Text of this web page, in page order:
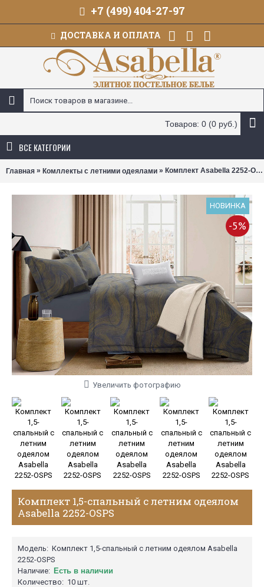
+7 (499) 404-27-97
ДОСТАВКА И ОПЛАТА
Товаров: 0 (0 руб.)
ВСЕ КАТЕГОРИИ
Главная » Комллекты с летними одеялами » Комплект Asabella 2252-OSPS с летним одеялом 1,5-спальный
НОВИНКА
-5%
Увеличить фотографию
Комплект 1,5-спальный с летним одеялом
Asabella 2252-OSPS
Модель: Комплект 1,5-спальный с летним одеялом Asabella
2252-OSPS
Наличие: Есть в наличии
Количество: 10 шт.